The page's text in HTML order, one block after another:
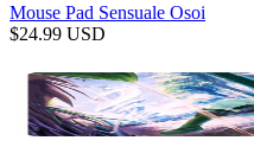
Mouse Pad Sensuale Osoi
$24.99 USD